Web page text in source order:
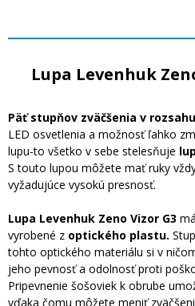
Lupa Levenhuk
Päť stupňov zväčšenia v
LED osvetlenia a možnosť ľahko
lupu-to všetko v sebe stelesňuje
S touto lupou môžete mať ruky
vyžadujúce vysokú presnosť.
Lupa Levenhuk Zeno Vizor G3 má
vyrobené z optického plastu.
tohto optického materiálu si v
jeho pevnosť a odolnosť proti
Pripevnenie šošoviek k obrube
vďaka čomu môžete meniť